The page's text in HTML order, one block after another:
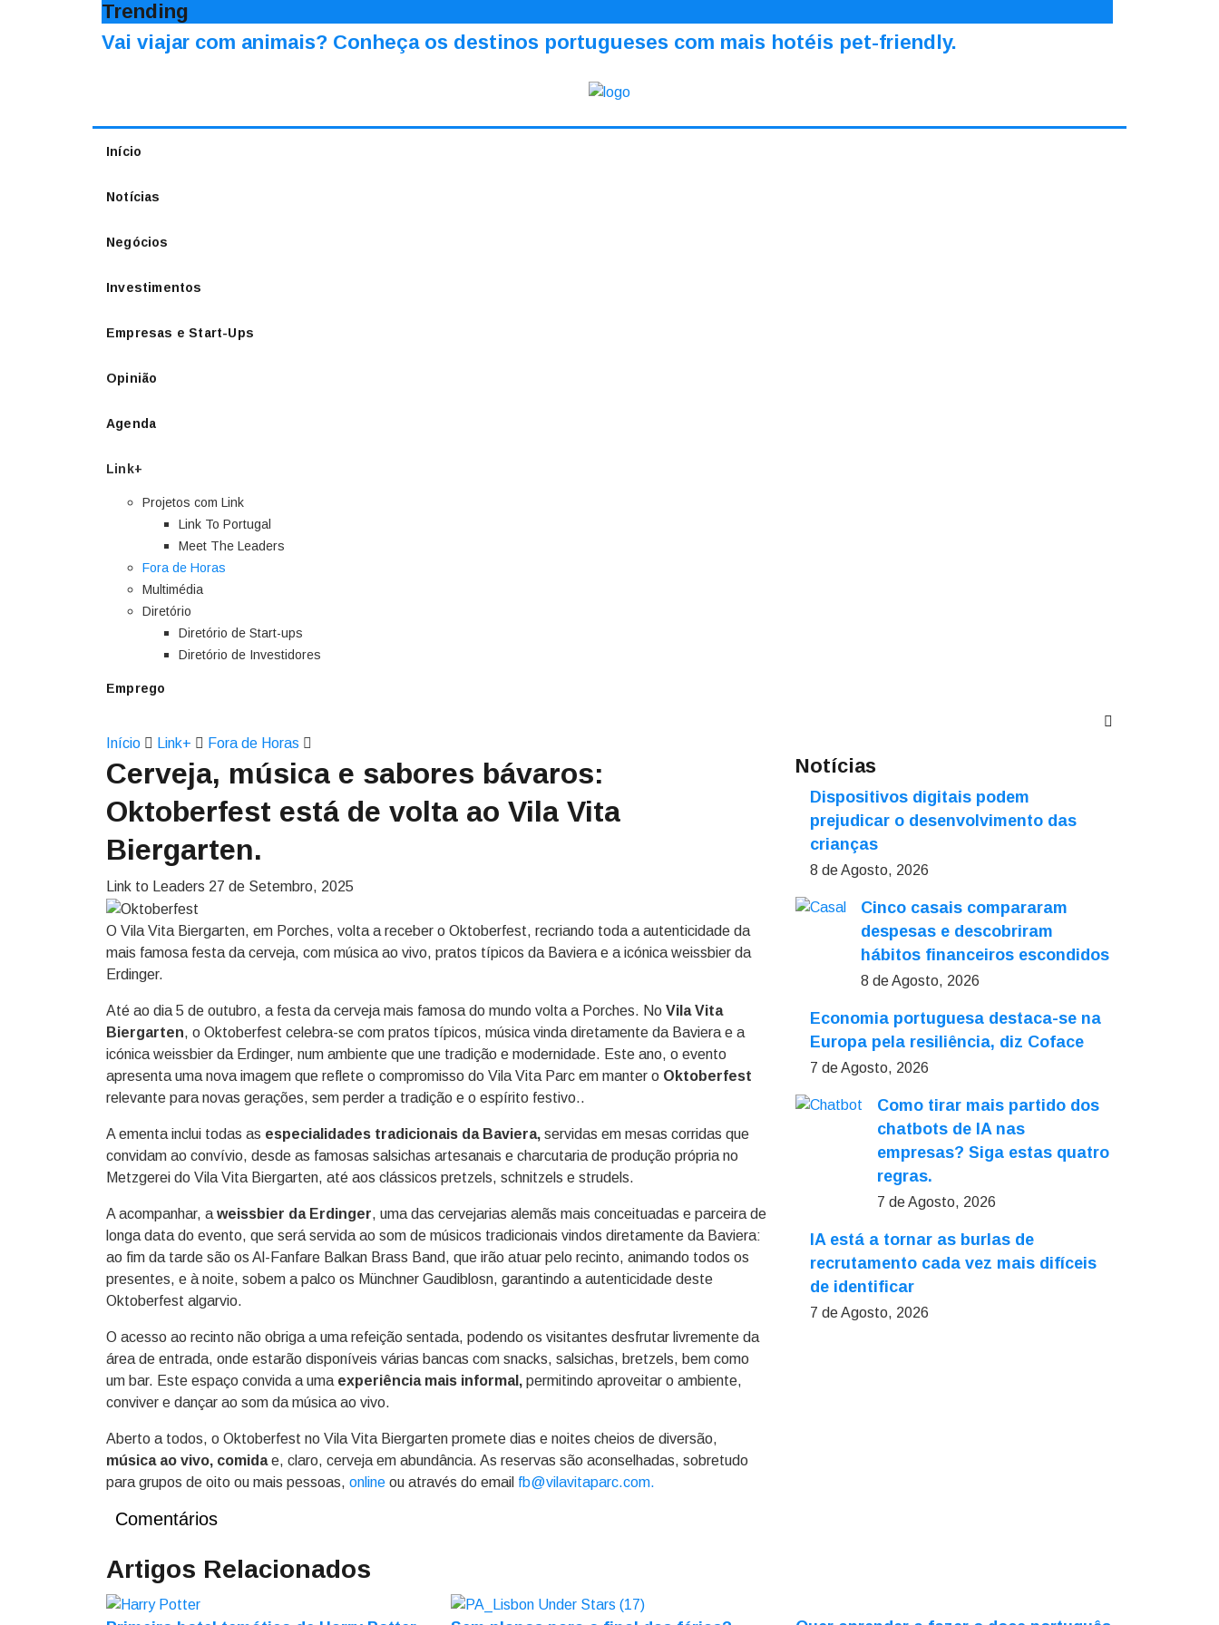
Trending
Vai viajar com animais? Conheça os destinos portugueses com mais hotéis pet-friendly.
Início
Notícias
Negócios
Investimentos
Empresas e Start-Ups
Opinião
Agenda
Link+
Projetos com Link
Link To Portugal
Meet The Leaders
Fora de Horas
Multimédia
Diretório
Diretório de Start-ups
Diretório de Investidores
Emprego
Início Link+ Fora de Horas
Cerveja, música e sabores bávaros:
Oktoberfest está de volta ao Vila Vita
Biergarten.
Link to Leaders 27 de Setembro, 2025
O Vila Vita Biergarten, em Porches, volta a receber o Oktoberfest, recriando toda a autenticidade da
mais famosa festa da cerveja, com música ao vivo, pratos típicos da Baviera e a icónica weissbier da
Erdinger.
Até ao dia 5 de outubro, a festa da cerveja mais famosa do mundo volta a Porches. No Vila Vita
Biergarten, o Oktoberfest celebra-se com pratos típicos, música vinda diretamente da Baviera e a
icónica weissbier da Erdinger, num ambiente que une tradição e modernidade. Este ano, o evento
apresenta uma nova imagem que reflete o compromisso do Vila Vita Parc em manter o Oktoberfest
relevante para novas gerações, sem perder a tradição e o espírito festivo..
A ementa inclui todas as especialidades tradicionais da Baviera, servidas em mesas corridas que
convidam ao convívio, desde as famosas salsichas artesanais e charcutaria de produção própria no
Metzgerei do Vila Vita Biergarten, até aos clássicos pretzels, schnitzels e strudels.
A acompanhar, a weissbier da Erdinger, uma das cervejarias alemãs mais conceituadas e parceira de
longa data do evento, que será servida ao som de músicos tradicionais vindos diretamente da Baviera:
ao fim da tarde são os Al-Fanfare Balkan Brass Band, que irão atuar pelo recinto, animando todos os
presentes, e à noite, sobem a palco os Münchner Gaudiblosn, garantindo a autenticidade deste
Oktoberfest algarvio.
O acesso ao recinto não obriga a uma refeição sentada, podendo os visitantes desfrutar livremente da
área de entrada, onde estarão disponíveis várias bancas com snacks, salsichas, bretzels, bem como
um bar. Este espaço convida a uma experiência mais informal, permitindo aproveitar o ambiente,
conviver e dançar ao som da música ao vivo.
Aberto a todos, o Oktoberfest no Vila Vita Biergarten promete dias e noites cheios de diversão,
música ao vivo, comidae, claro, cerveja em abundância. As reservas são aconselhadas, sobretudo
para grupos de oito ou mais pessoas, online ou através do email fb@vilavitaparc.com.
Comentários
Notícias
Dispositivos digitais podem
prejudicar o desenvolvimento das
crianças
8 de Agosto, 2026
Cinco casais compararam
despesas e descobriram
hábitos financeiros escondidos
8 de Agosto, 2026
Economia portuguesa destaca-se na
Europa pela resiliência, diz Coface
7 de Agosto, 2026
Como tirar mais partido dos
chatbots de IA nas
empresas? Siga estas quatro
regras.
7 de Agosto, 2026
IA está a tornar as burlas de
recrutamento cada vez mais difíceis
de identificar
7 de Agosto, 2026
Artigos Relacionados